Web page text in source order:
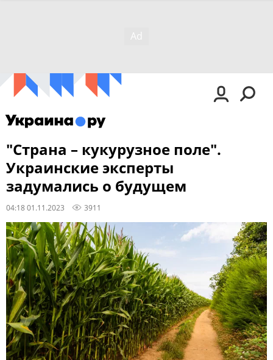
"Страна – кукурузное поле".
Украинские эксперты
задумались о будущем
04:18 01.11.2023 3911